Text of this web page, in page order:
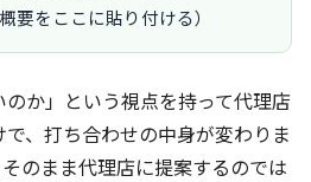
要をここに貼り付ける）
のか」という視点を持って代理店
、打ち合わせの中身が変わりま
のまま代理店に提案するのでは